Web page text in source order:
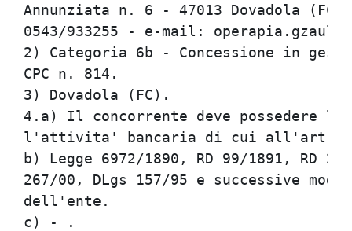
Annunziata n. 6 - 47013
0543/933255 - e-
2) Categoria 6b - Concessione
CPC
3)
4.a) Il concorrente deve
l'attivita' bancaria di
b) Legge 6972/1890, RD 99/
267/00, DLgs 157/95 e
c)